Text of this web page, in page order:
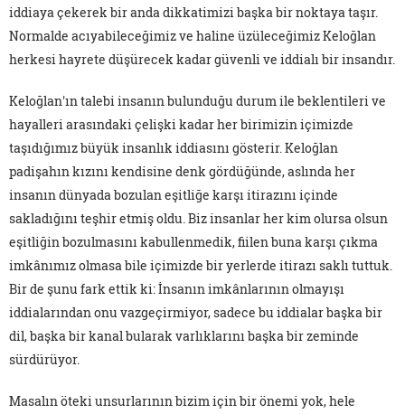
iddiaya çekerek bir anda dikkatimizi başka bir noktaya taşır.
Normalde acıyabileceğimiz ve haline üzüleceğimiz Keloğlan
herkesi hayrete düşürecek kadar güvenli ve iddialı bir insandır.
Keloğlan'ın talebi insanın bulunduğu durum ile beklentileri ve
hayalleri arasındaki çelişki kadar her birimizin içimizde
taşıdığımız büyük insanlık iddiasını gösterir. Keloğlan
padişahın kızını kendisine denk gördüğünde, aslında her
insanın dünyada bozulan eşitliğe karşı itirazını içinde
sakladığını teşhir etmiş oldu. Biz insanlar her kim olursa olsun
eşitliğin bozulmasını kabullenmedik, fiilen buna karşı çıkma
imkânımız olmasa bile içimizde bir yerlerde itirazı saklı tuttuk.
Bir de şunu fark ettik ki: İnsanın imkânlarının olmayışı
iddialarından onu vazgeçirmiyor, sadece bu iddialar başka bir
dil, başka bir kanal bularak varlıklarını başka bir zeminde
sürdürüyor.
Masalın öteki unsurlarının bizim için bir önemi yok, hele